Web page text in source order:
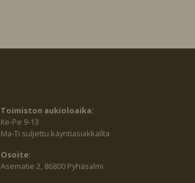
Toimiston aukioloaika:
Ke-Pe 9-13
Ma-Ti suljettu käyntiasiakkailta
Osoite:
Asematie 2, 86800 Pyhäsalmi